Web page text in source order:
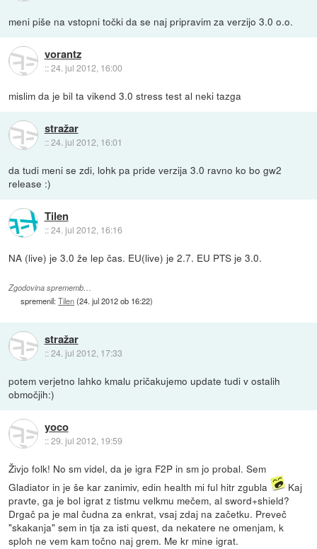
meni piše na vstopni točki da se naj pripravim za verzijo 3.0 o.o.
vorantz
::24. jul 2012, 16:00
mislim da je bil ta vikend 3.0 stress test al neki tazga
stražar
::24. jul 2012, 16:01
da tudi meni se zdi, lohk pa pride verzija 3.0 ravno ko bo gw2
release :)
Tilen
::24. jul 2012, 16:16
NA (live) je 3.0 že lep čas. EU(live) je 2.7. EU PTS je 3.0.
Zgodovina sprememb…
spremenil:Tilen(24. jul 2012 ob 16:22)
stražar
::24. jul 2012, 17:33
potem verjetno lahko kmalu pričakujemo update tudi v ostalih
območjih:)
yoco
::29. jul 2012, 19:59
Živjo folk! No sm videl, da je igra F2P in sm jo probal. Sem
Gladiator in je še kar zanimiv, edin health mi ful hitr zgubla
Kaj
pravte, ga je bol igrat z tistmu velkmu mečem, al sword+shield?
Drgač pa je mal čudna za enkrat, vsaj zdaj na začetku. Preveč
"skakanja" sem in tja za isti quest, da nekatere ne omenjam, k
sploh ne vem kam točno naj grem. Me kr mine igrat.